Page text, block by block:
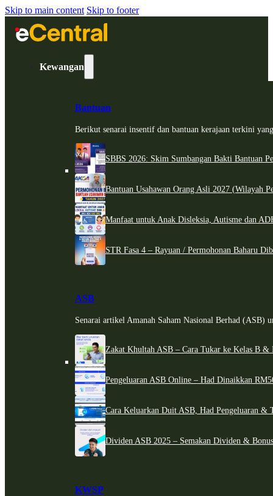
Skip to main content Skip to footer
Kewangan
Bantuan
Berikut senarai insentif dan bantuan kerajaan terkini
SBBS 2026: Skim Sumbangan Bakti Bantuan
Bantuan Usahawan Orang Asli 2027 (Wilayah
Manfaat untuk Anak Disleksia, Autisme dan
STR Fasa 4 – Rayuan / Permohonan Baharu
ASB
Senarai artikel Amanah Saham Nasional Berhad (ASB)
Zakat Khultah ASB – Cara Tukar ke Kelas B &
Pengeluaran ASB Online – Had Dinaikkan
Cara Keluarkan Duit ASB, Had Pengeluaran &
Dividen ASB 2025 – Semakan Dividen &
KWSP